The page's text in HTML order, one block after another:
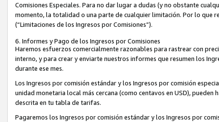
Comisiones Especiales. Para no dar lugar a dudas (y no obstante
momento, la totalidad o una parte de cualquier limitación. Por lo que
(“Limitaciones de los Ingresos por Comisiones”).
6. Informes y Pago de los Ingresos por Comisiones
Haremos esfuerzos comercialmente razonables para rastrear con
interno, y para crear y enviarte nuestros informes que resumen los
durante ese mes.
Los Ingresos por comisión estándar y los Ingresos por comisión
unidad monetaria local más cercana (como centavos en USD),
descrita en tu tabla de tarifas.
Pagaremos los Ingresos por comisión estándar y los Ingresos por